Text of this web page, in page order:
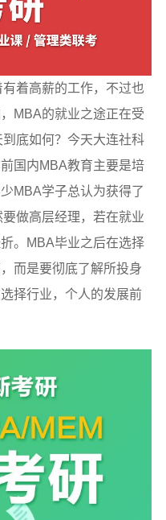
着高薪的工作，不过也
MBA的就业之途正在受
底如何？今天大连社科
国内MBA教育主要是培
MBA学子总认为获得了
做高层经理，若在就业
。MBA毕业之后在选择
而是要彻底了解所投身
择行业，个人的发展前